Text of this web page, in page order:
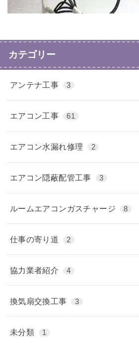
カテゴリー
アンテナ工事 3
エアコン工事 61
エアコン水漏れ修理 2
エアコン隠蔽配管工事 3
ルームエアコンガスチャージ 8
仕事の寄り道 2
協力業者紹介 4
換気扇交換工事 3
未分類 1